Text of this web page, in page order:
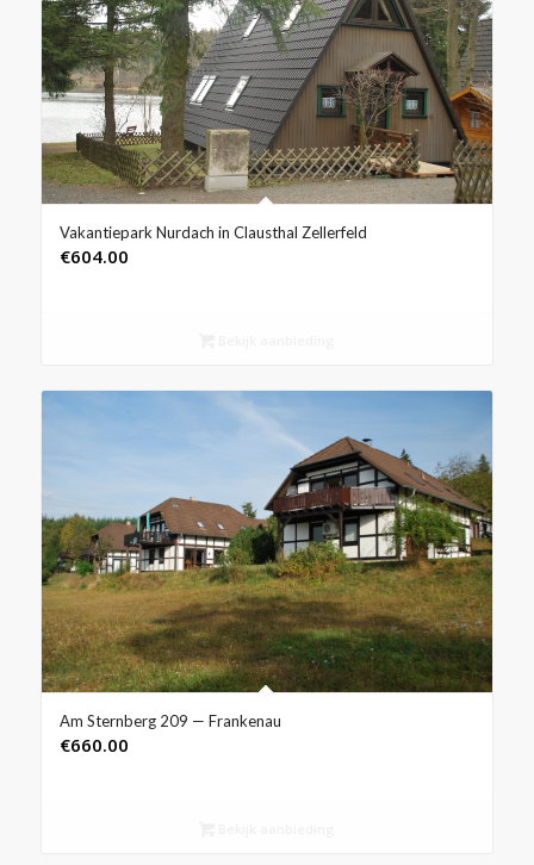
Vakantiepark Nurdach in Clausthal Zellerfeld
€604.00
Am Sternberg 209 — Frankenau
€660.00